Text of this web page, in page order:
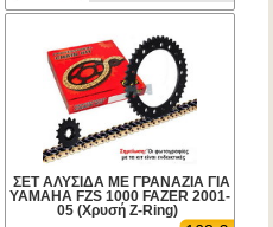
ΣΕΤ ΑΛΥΣΙΔΑ ΜΕ ΓΡΑΝΑΖΙΑ ΓΙΑ
YAMAHA FZS 1000 FAZER 2001-
05 (Χρυσή Z-Ring)